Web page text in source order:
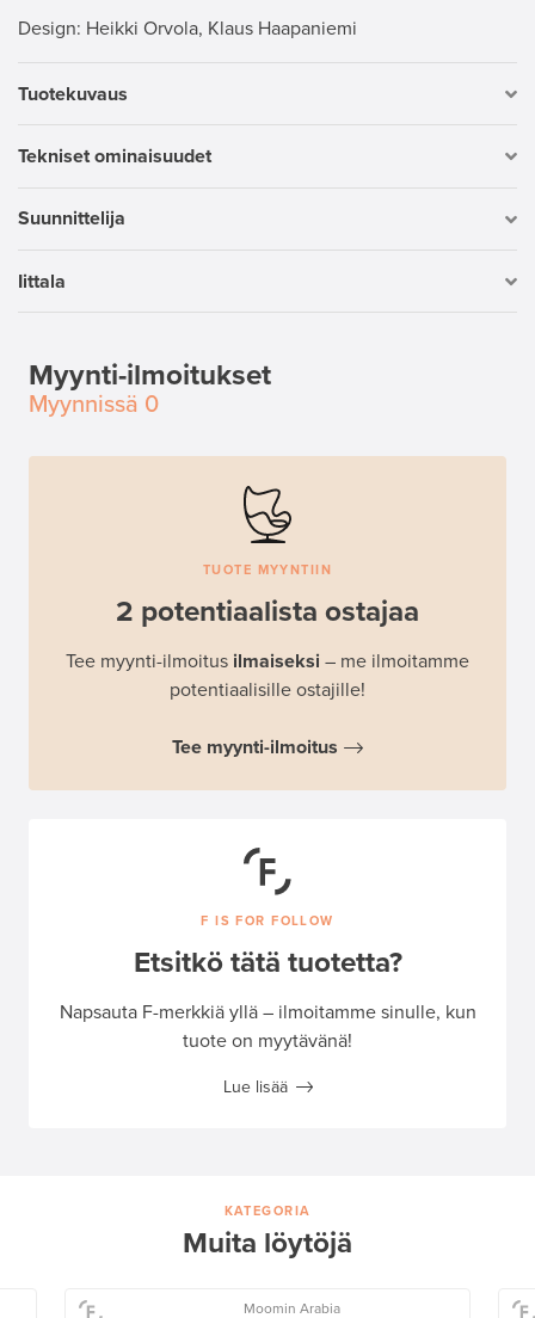
Design: Heikki Orvola, Klaus Haapaniemi
Tuotekuvaus
Tekniset ominaisuudet
Suunnittelija
Iittala
Myynti-ilmoitukset
Myynnissä 0
TUOTE MYYNTIIN
2 potentiaalista ostajaa
Tee myynti-ilmoitus ilmaiseksi – me ilmoitamme
potentiaalisille ostajille!
Tee myynti-ilmoitus
F IS FOR FOLLOW
Etsitkö tätä tuotetta?
Napsauta F-merkkiä yllä – ilmoitamme sinulle, kun
tuote on myytävänä!
Lue lisää
KATEGORIA
Muita löytöjä
Moomin Arabia